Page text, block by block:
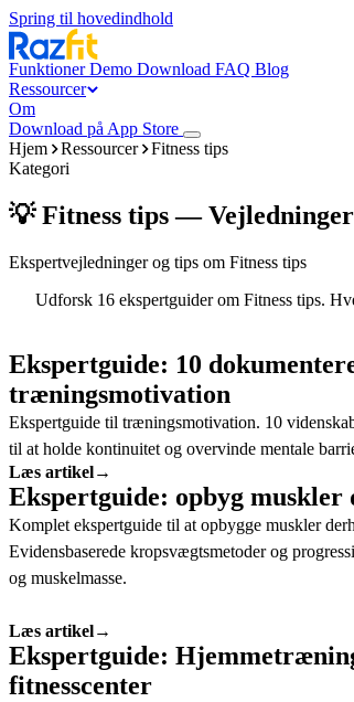
Spring til hovedindhold
FunktionerDemo Download FAQ Blog
Ressourcer
Om
Download på App Store
Hjem
Ressourcer
Fitness tips
Kategori
💡 Fitness tips —
Ekspertvejledninger og tips om Fitness tips
Udforsk 16 ekspertguider om Fitness tips.
Ekspertguide: 10
træningsmotivation
Ekspertguide til træningsmotivation. 10
til at holde kontinuitet og overvinde mentale
Læs artikel→
Ekspertguide: opbyg muskler
Komplet ekspertguide til at opbygge muskler
Evidensbaserede kropsvægtsmetoder og
og muskelmasse.
Læs artikel→
Ekspertguide:
fitnesscenter